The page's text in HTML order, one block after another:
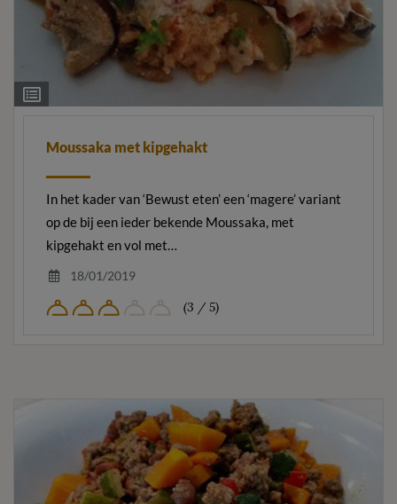
Ingrediëntenlijst
Moussaka met kipgehakt
In het kader van ‘Bewust eten’ een ‘magere’ variant
op de bij een ieder bekende Moussaka, met
kipgehakt en vol met…
18/01/2019
(3 / 5)